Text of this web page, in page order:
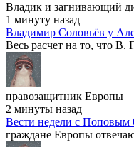
Владик и загнивающий
1 минуту назад
Владимир Соловьёв у
Весь расчет на то, что
правозащитник Европы
2 минуты назад
Вести недели с Поповым
граждане Европы